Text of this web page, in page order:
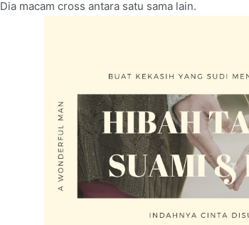
Dia macam cross antara satu sama lain.